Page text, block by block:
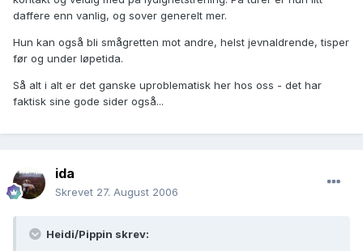
daffere enn vanlig, og sover generelt mer.
Hun kan også bli smågretten mot andre, helst jevnaldrende, tisper
før og under løpetida.
Så alt i alt er det ganske uproblematisk her hos oss - det har
faktisk sine gode sider også...
ida
Skrevet 27. August 2006
Heidi/Pippin skrev: